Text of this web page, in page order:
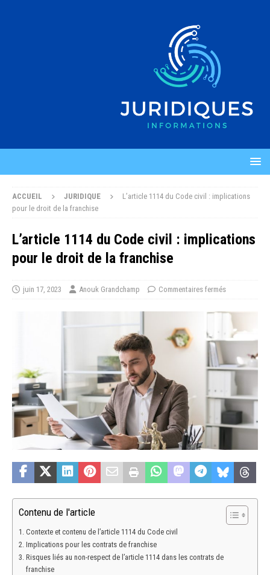
ACCUEIL JURIDIQUE
L’article 1114 du Code civil : implications
pour le droit de la franchise
L’article 1114 du Code civil : implications
pour le droit de la franchise
juin 17, 2023 Anouk Grandchamp Commentaires fermés
Contenu de l'article
Contexte et contenu de l’article 1114 du Code civil
Implications pour les contrats de franchise
Risques liés au non-respect de l’article 1114 dans les contrats de
franchise